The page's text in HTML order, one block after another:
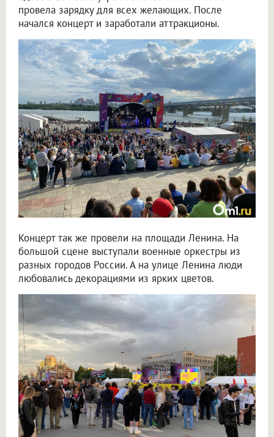
провела зарядку для всех желающих. После
начался концерт и заработали аттракционы.
Концерт так же провели на площади Ленина. На
большой сцене выступали военные оркестры из
разных городов России. А на улице Ленина люди
любовались декорациями из ярких цветов.